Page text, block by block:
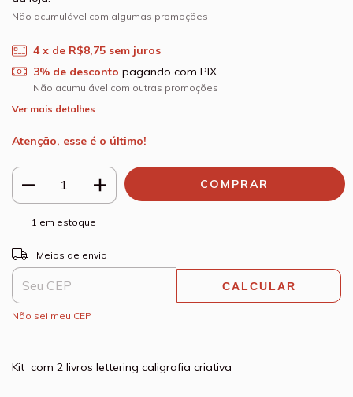
Não acumulável com algumas promoções
4 x de R$8,75 sem juros
3% de desconto pagando com PIX
Não acumulável com outras promoções
Ver mais detalhes
Atenção, esse é o último!
1 em estoque
Entregas para o CEP:
Meios de envio
CALCULAR
Não sei meu CEP
Kit com 2 livros lettering caligrafia criativa